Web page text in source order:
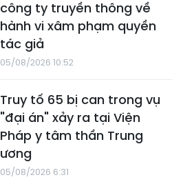
công ty truyền thông về
hành vi xâm phạm quyền
tác giả
05/08/2026 10:52
Truy tố 65 bị can trong vụ
"đại án" xảy ra tại Viện
Pháp y tâm thần Trung
ương
05/08/2026 6:31